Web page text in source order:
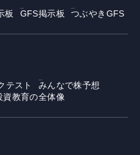
板 GFS掲示板 つぶやきGFS
テスト
みんなで株予想
資教育の全体像